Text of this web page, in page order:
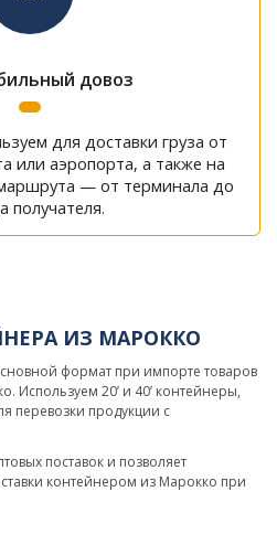
довоз
для доставки груза от
или аэропорта, а также на
— от терминала до
получателя.
ИЗ МАРОККО
формат при импорте товаров
Используем 20’ и 40’ контейнеры,
перевозки продукции с
поставок и позволяет
контейнером из Марокко при